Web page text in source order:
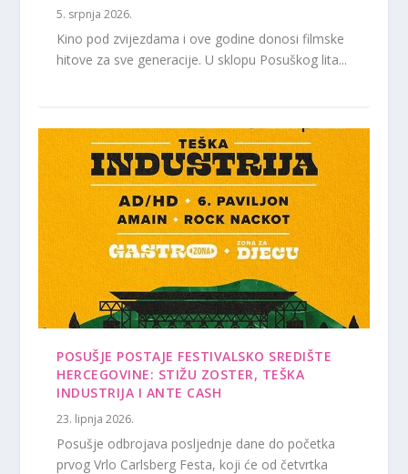
5. srpnja 2026.
Kino pod zvijezdama i ove godine donosi filmske
hitove za sve generacije. U sklopu Posuškog lita...
POSUŠJE POSTAJE FESTIVALSKO SREDIŠTE
HERCEGOVINE: STIŽU ZOSTER, TEŠKA
INDUSTRIJA I ANTE CASH
23. lipnja 2026.
Posušje odbrojava posljednje dane do početka
prvog Vrlo Carlsberg Festa, koji će od četvrtka